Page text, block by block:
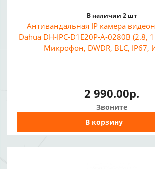
В наличии 2 шт
Антивандальная IP камера
Dahua DH-IPC-D1E20P-A-0280B (2.8,
Микрофон, DWDR, BLC, IP67,
2 990.00р.
Звоните
В корзину